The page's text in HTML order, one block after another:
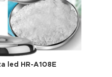
led HR-A108E